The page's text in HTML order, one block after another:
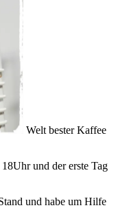
Welt bester Kaffee
und der erste Tag
und habe um Hilfe